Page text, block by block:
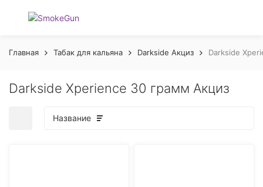
Главная Табак для кальяна Darkside Акциз Darkside
Darkside Xperience 30 грамм Акциз
Название